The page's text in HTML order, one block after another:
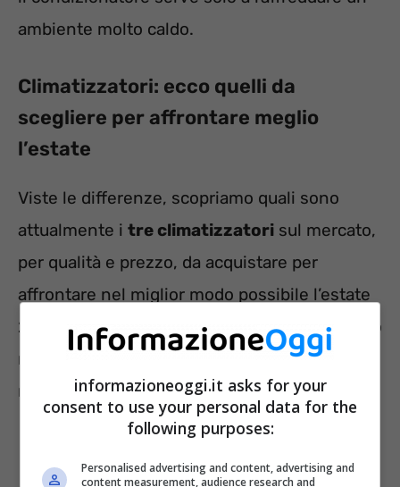
ambiente molto caldo.
Climatizzatori: ecco quelli da
scegliere per affrontare meglio
l’estate
Viste le differenze, scopriamo quali sono
attualmente i tre climatizzatori sul mercato,
per qualità e prezzo, da acquistare per
affrontare nel miglior modo possibile l’estate
2023. Utili, però, non solo per il periodo estivo
ma anche in inverno perché possono
riscaldare l’ambiente.
informazioneoggi.it asks for your
consent to use your personal data for the
following purposes:
Personalised advertising and content, advertising and
content measurement, audience research and